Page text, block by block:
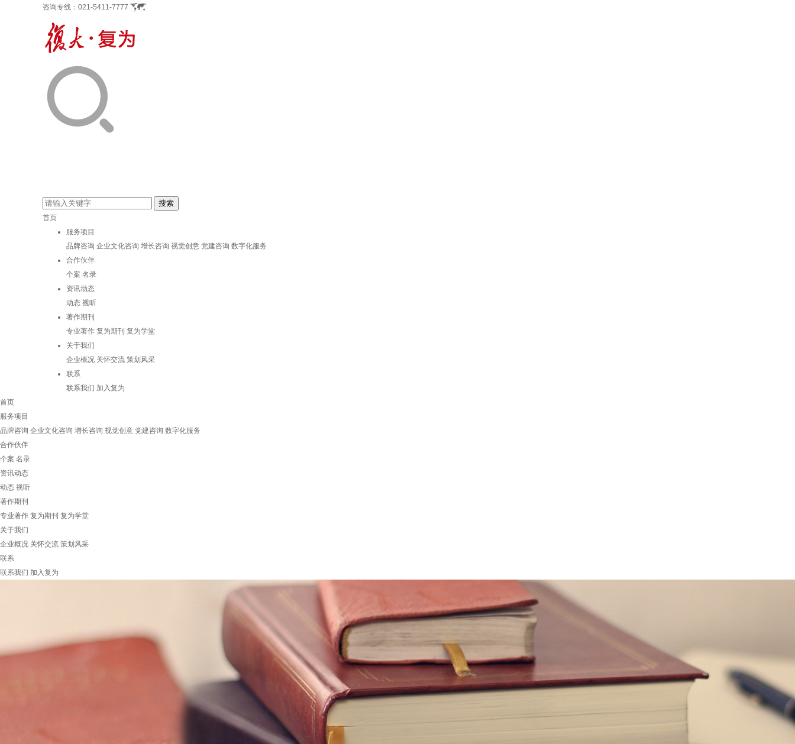
咨询专线： 021-5411-7777
首页
服务项目
品牌咨询 企业文化咨询 增长咨询 视觉创意 党建咨询 数字化服务
合作伙伴
个案 名录
资讯动态
动态 视听
著作期刊
专业著作 复为期刊 复为学堂
关于我们
企业概况 关怀交流 策划风采
联系
联系我们 加入复为
首页
服务项目
品牌咨询 企业文化咨询 增长咨询 视觉创意 党建咨询 数字化服务
合作伙伴
个案 名录
资讯动态
动态 视听
著作期刊
专业著作 复为期刊 复为学堂
关于我们
企业概况 关怀交流 策划风采
联系
联系我们 加入复为